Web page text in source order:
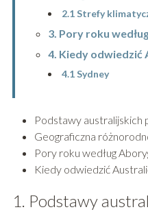
2.1 Strefy
3. Pory roku
4. Kiedy odwiedzić
4.1 Sydney
Podstawy australijskich
Geograficzna
Pory roku według
Kiedy odwiedzić
1. Podstawy